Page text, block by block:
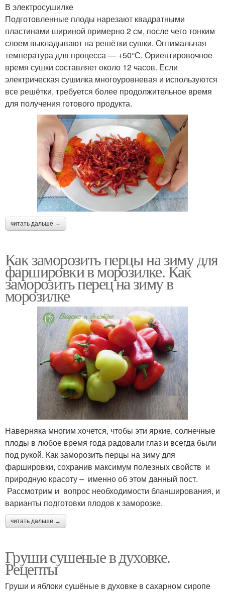
В электросушилке
Подготовленные плоды нарезают квадратными
пластинами шириной примерно 2 см, после чего тонким
слоем выкладывают на решётки сушки. Оптимальная
температура для процесса — +50°С. Ориентировочное
время сушки составляет около 12 часов. Если
электрическая сушилка многоуровневая и используются
все решётки, требуется более продолжительное время
для получения готового продукта.
читать дальше →
Как заморозить перцы на зиму для
фаршировки в морозилке. Как
заморозить перец на зиму в
морозилке
Наверняка многим хочется, чтобы эти яркие, солнечные
плоды в любое время года радовали глаз и всегда были
под рукой. Как заморозить перцы на зиму для
фаршировки, сохранив максимум полезных свойств и
природную красоту – именно об этом данный пост.
Рассмотрим и вопрос необходимости бланширования, и
варианты подготовки плодов к заморозке.
читать дальше →
Груши сушеные в духовке.
Рецепты
Груши и яблоки сушёные в духовке в сахарном сиропе